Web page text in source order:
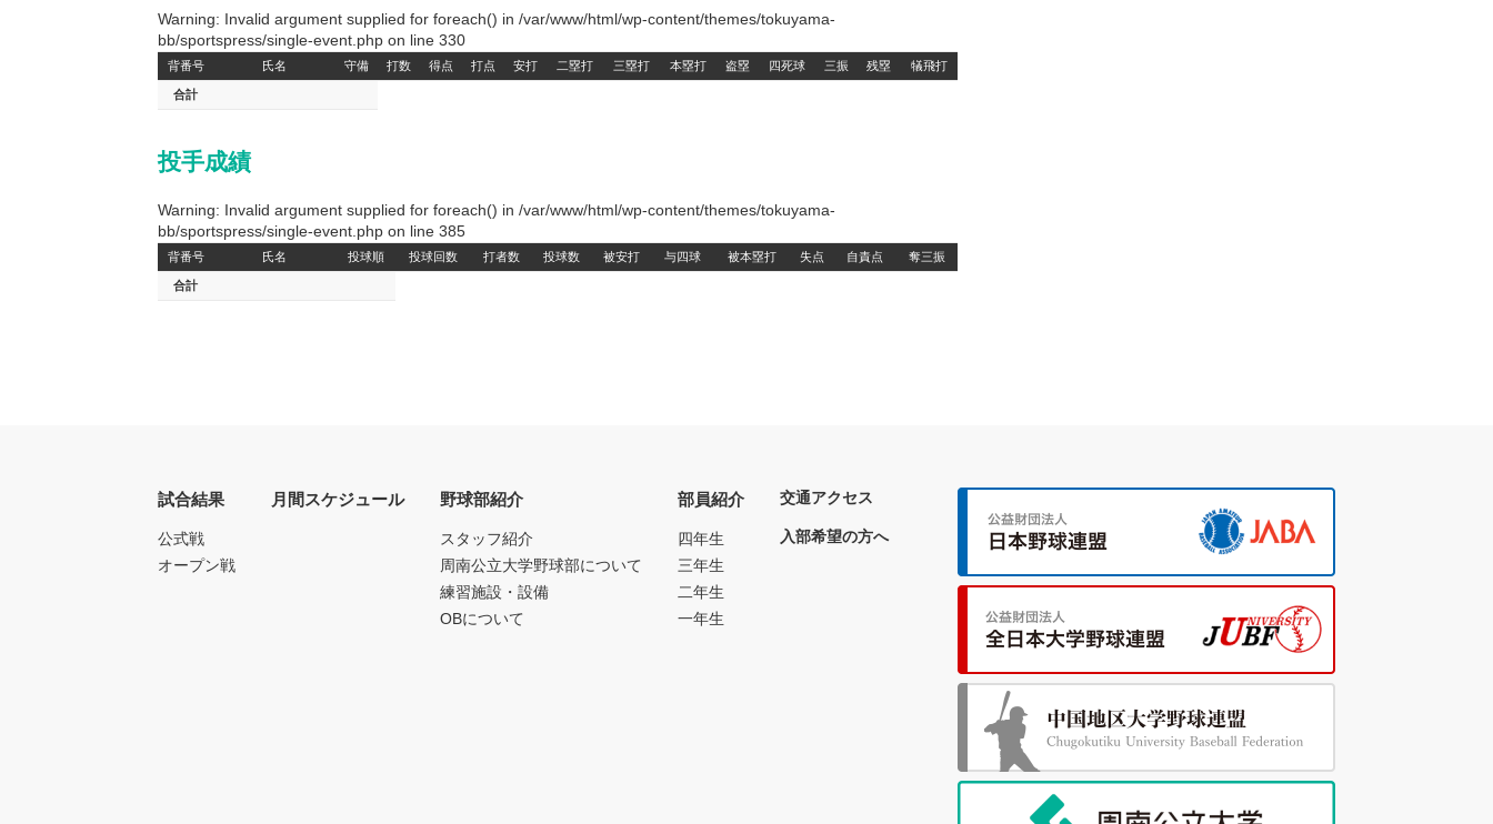
Warning: Invalid argument supplied for foreach() in /var/www/html/wp-content/themes/tokuyama-
bb/sportspress/single-event.php on line 330
背番号 氏名 守備 打数 得点 打点 安打 二塁打 三塁打 本塁打 盗塁 四死球 三振 残塁 犠飛打
合計
投手成績
Warning: Invalid argument supplied for foreach() in /var/www/html/wp-content/themes/tokuyama-
bb/sportspress/single-event.php on line 385
背番号 氏名 投球順 投球回数 打者数 投球数 被安打 与四球 被本塁打 失点 自責点 奪三振
合計
試合結果
公式戦
オープン戦
月間スケジュール 野球部紹介
スタッフ紹介
周南公立大学野球部について
練習施設・設備
OBについて
部員紹介
四年生
三年生
二年生
一年生
交通アクセス
入部希望の方へ